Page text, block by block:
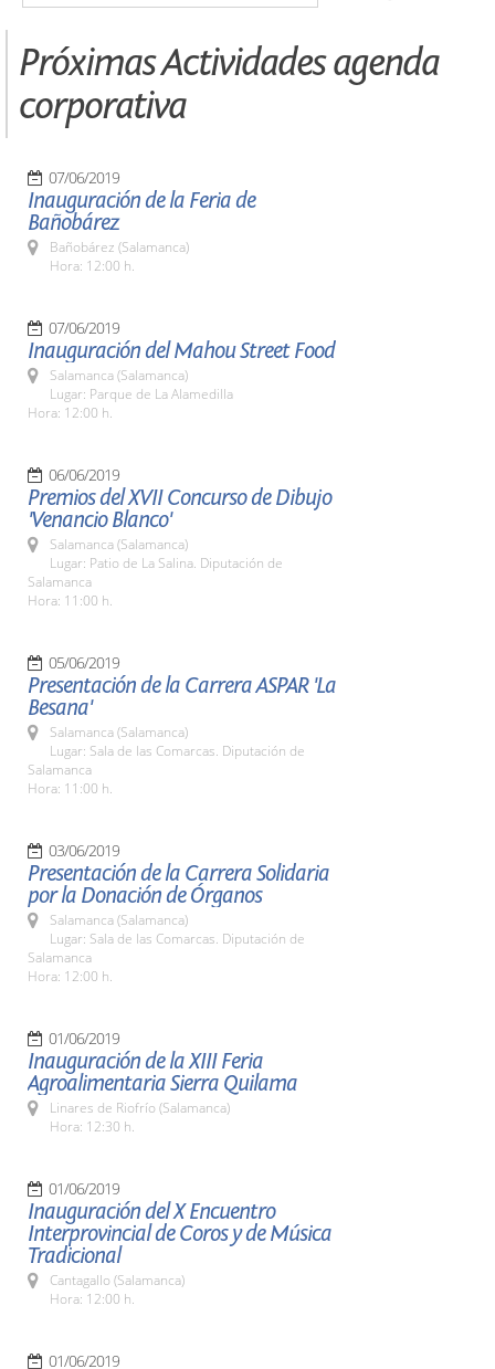
Próximas Actividades agenda
corporativa
07/06/2019
Inauguración de la Feria de
Bañobárez
Bañobárez (Salamanca)
Hora: 12:00 h.
07/06/2019
Inauguración del Mahou Street Food
Salamanca (Salamanca)
Lugar: Parque de La Alamedilla
Hora: 12:00 h.
06/06/2019
Premios del XVII Concurso de Dibujo
'Venancio Blanco'
Salamanca (Salamanca)
Lugar: Patio de La Salina. Diputación de
Salamanca
Hora: 11:00 h.
05/06/2019
Presentación de la Carrera ASPAR 'La
Besana'
Salamanca (Salamanca)
Lugar: Sala de las Comarcas. Diputación de
Salamanca
Hora: 11:00 h.
03/06/2019
Presentación de la Carrera Solidaria
por la Donación de Órganos
Salamanca (Salamanca)
Lugar: Sala de las Comarcas. Diputación de
Salamanca
Hora: 12:00 h.
01/06/2019
Inauguración de la XIII Feria
Agroalimentaria Sierra Quilama
Linares de Riofrío (Salamanca)
Hora: 12:30 h.
01/06/2019
Inauguración del X Encuentro
Interprovincial de Coros y de Música
Tradicional
Cantagallo (Salamanca)
Hora: 12:00 h.
01/06/2019